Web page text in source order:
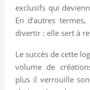
exclusifs qui
En d’autres
divertir : elle sert à
Le succès de cette
volume de
plus il verrouille